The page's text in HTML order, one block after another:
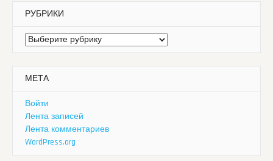
РУБРИКИ
Рубрики
МЕТА
Войти
Лента записей
Лента комментариев
WordPress.org